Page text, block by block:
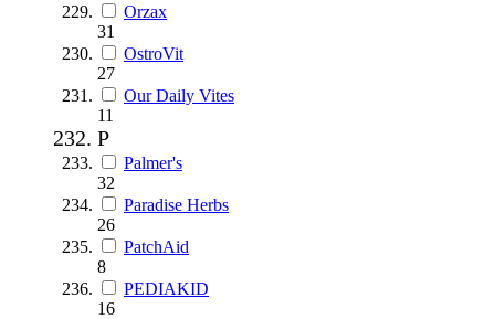
Orzax
31
OstroVit
27
Our Daily Vites
11
P
Palmer's
32
Paradise Herbs
26
PatchAid
8
PEDIAKID
16